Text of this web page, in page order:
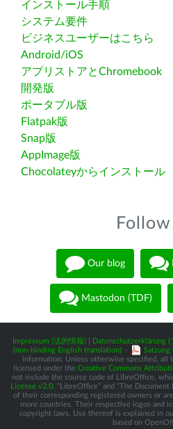
インストール手順
システム要件
ビジネスユーザーはこちら
Android/iOS
アプリストアとChromebook
開発版
ポータブル版
Flatpak版
Snap版
AppImage版
Chocolateyからインストール
Follow
Our blog
Mastodon (TDF)
Impressum (法的情報) Datenschutzerklärung
(non-binding English translation) - Satzung
information: Unless otherwise specified, all
licensed under the Creative Commons
not include the source code of LibreOffice,
License v2.0 . “LibreOffice” and “The
of their corresponding registered owners or
more countries. Their respective logos and
copyright laws. Use thereof is explained in
based on